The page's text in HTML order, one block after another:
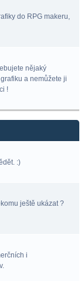
do RPG makeru,
nějaký
a nemůžete ji
!
:)
ještě ukázat ?
i